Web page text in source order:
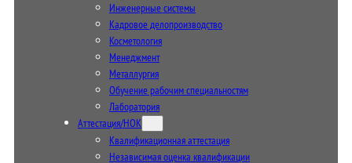
Инженерные системы
Кадровое делопроизводство
Косметология
Менеджмент
Металлургия
Обучение рабочим специальностям
Лаборатория
Аттестация/НОК
Квалификационная аттестация
Независимая оценка квалификации